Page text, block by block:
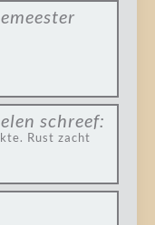
schreef:
Rust zacht